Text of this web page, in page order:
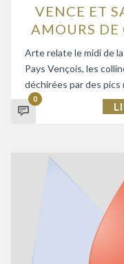
VENCE ET
AMOURS DE
Arte relate le midi de
Pays Vençois, les
déchirées par des
0